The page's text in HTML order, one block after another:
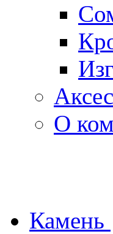
О
Камень